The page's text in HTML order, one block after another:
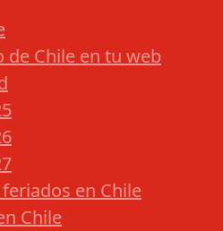
de Chile en tu web
en Chile
Chile